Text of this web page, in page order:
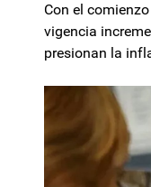
Con el
vigencia
presionan la